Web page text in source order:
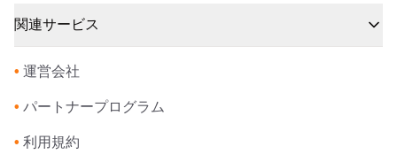
関連サービス
• 運営会社
• パートナープログラム
• 利用規約